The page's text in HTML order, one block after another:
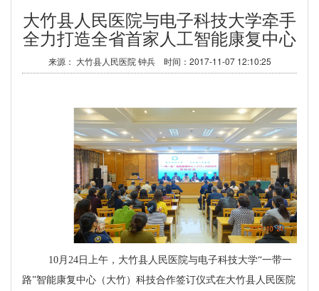
大竹县人民医院与电子科技大学牵手
全力打造全省首家人工智能康复中心
来源： 大竹县人民医院 钟兵 时间：2017-11-07 12:10:25
10月24日上午，大竹县人民医院与电子科技大学“一带一
路”智能康复中心（大竹）科技合作签订仪式在大竹县人民医院